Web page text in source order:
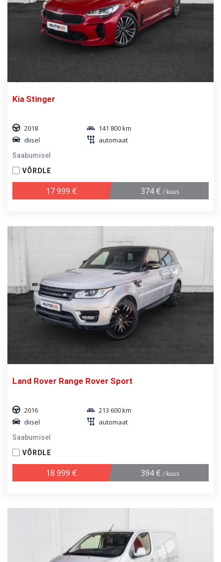
Kia Stinger
2018
141 800 km
diisel
automaat
Saabumisel
VÕRDLE
17 999 € 374 € / kuus
Land Rover Range Rover Sport
2016
213 600 km
diisel
automaat
Saabumisel
VÕRDLE
18 999 € 394 € / kuus